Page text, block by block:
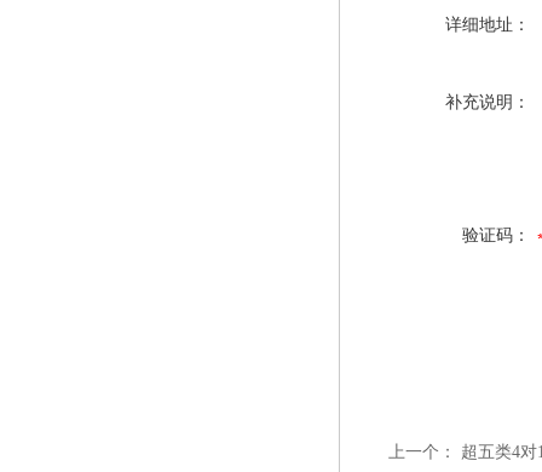
详细地址：
补充说明：
验证码：
上一个： 超五类4对